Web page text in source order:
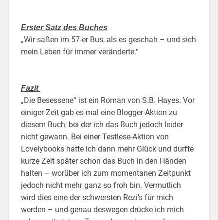
Erster Satz des Buches
„Wir saßen im 57-er Bus, als es geschah – und sich
mein Leben für immer veränderte.“
Fazit
„Die Besessene“ ist ein Roman von S.B. Hayes. Vor
einiger Zeit gab es mal eine Blogger-Aktion zu
diesem Buch, bei der ich das Buch jedoch leider
nicht gewann. Bei einer Testlese-Aktion von
Lovelybooks hatte ich dann mehr Glück und durfte
kurze Zeit später schon das Buch in den Händen
halten – worüber ich zum momentanen Zeitpunkt
jedoch nicht mehr ganz so froh bin. Vermutlich
wird dies eine der schwersten Rezi’s für mich
werden – und genau deswegen drücke ich mich